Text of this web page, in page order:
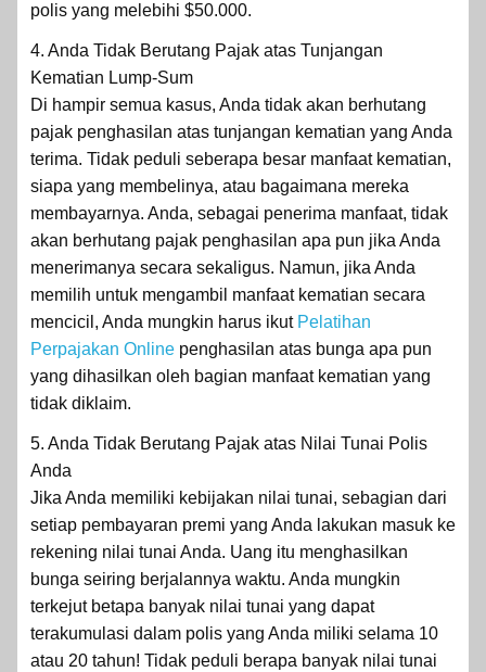
polis yang melebihi $50.000.
4. Anda Tidak Berutang Pajak atas Tunjangan
Kematian Lump-Sum
Di hampir semua kasus, Anda tidak akan berhutang
pajak penghasilan atas tunjangan kematian yang Anda
terima. Tidak peduli seberapa besar manfaat kematian,
siapa yang membelinya, atau bagaimana mereka
membayarnya. Anda, sebagai penerima manfaat, tidak
akan berhutang pajak penghasilan apa pun jika Anda
menerimanya secara sekaligus. Namun, jika Anda
memilih untuk mengambil manfaat kematian secara
mencicil, Anda mungkin harus ikut Pelatihan
Perpajakan Online penghasilan atas bunga apa pun
yang dihasilkan oleh bagian manfaat kematian yang
tidak diklaim.
5. Anda Tidak Berutang Pajak atas Nilai Tunai Polis
Anda
Jika Anda memiliki kebijakan nilai tunai, sebagian dari
setiap pembayaran premi yang Anda lakukan masuk ke
rekening nilai tunai Anda. Uang itu menghasilkan
bunga seiring berjalannya waktu. Anda mungkin
terkejut betapa banyak nilai tunai yang dapat
terakumulasi dalam polis yang Anda miliki selama 10
atau 20 tahun! Tidak peduli berapa banyak nilai tunai